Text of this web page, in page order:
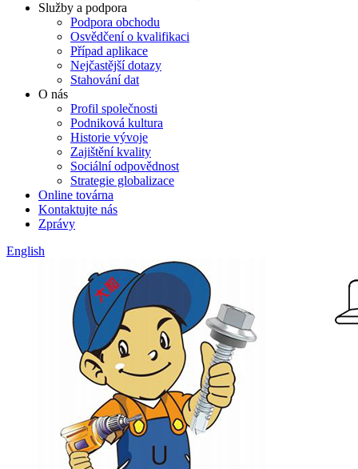
Služby a podpora
Podpora obchodu
Osvědčení o kvalifikaci
Případ aplikace
Nejčastější dotazy
Stahování dat
O nás
Profil společnosti
Podniková kultura
Historie vývoje
Zajištění kvality
Sociální odpovědnost
Strategie globalizace
Online továrna
Kontaktujte nás
Zprávy
English